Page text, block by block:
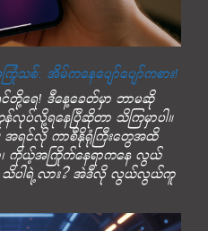
သစ်: အိမ်ကနေပျော်ပျော်ကစား!
ရှင်တို့ရေ! ဒီနေ့ခေတ်မှာ ဘာမဆို
လို့ရနေပြီဆိုတာ သိကြမှာပါ။
အရင်လို ကာစီနိုရုံကြီးတွေအထိ
ကိုယ့်အကြိုက်နေရာကနေ လွယ်
ပါရဲ့လား? အဲဒီလို လွယ်လွယ်ကူ